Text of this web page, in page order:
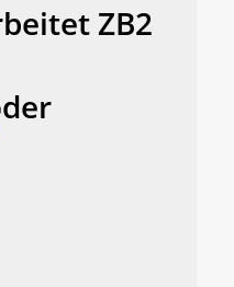
ZB2